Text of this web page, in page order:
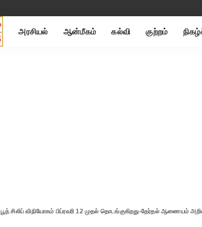
அரசியல் ஆன்மீகம் கல்வி குற்றம்
பூத் சிலிப் விநியோகம் பிப்ரவரி 12 முதல் தொடங்குகிறது-தேர்தல் ஆணையம்